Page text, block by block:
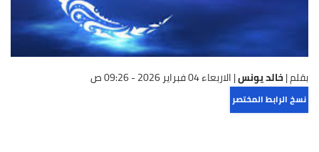
بقلم |خالد يونس|الاربعاء 04 فبراير 2026 - 09:26 ص
نسخ الرابط المختصر